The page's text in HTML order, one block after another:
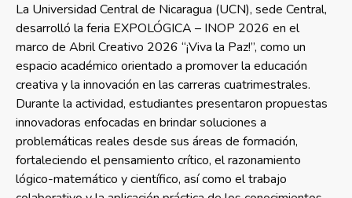
La Universidad Central de Nicaragua (UCN), sede Central,
desarrolló la feria EXPOLÓGICA – INOP 2026 en el
marco de Abril Creativo 2026 “¡Viva la Paz!”, como un
espacio académico orientado a promover la educación
creativa y la innovación en las carreras cuatrimestrales.
Durante la actividad, estudiantes presentaron propuestas
innovadoras enfocadas en brindar soluciones a
problemáticas reales desde sus áreas de formación,
fortaleciendo el pensamiento crítico, el razonamiento
lógico-matemático y científico, así como el trabajo